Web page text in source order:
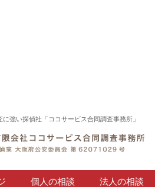
強い探偵社「ココサービス合同調査事務所」
個人の相談 法人の相談